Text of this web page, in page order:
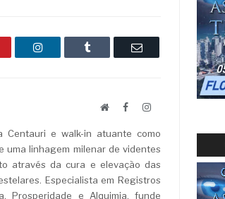
LinkedIn Tumblr Email
WebsiteFacebookLinkedIn
Centauri e walk-in atuante como
uma linhagem milenar de videntes
através da cura e elevação das
Especialista em Registros
Prosperidade e Alquimia, funde